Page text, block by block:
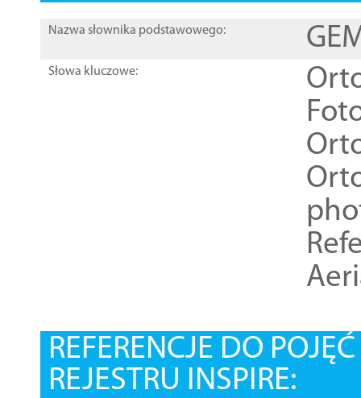
Nazwa słownika podstawowego:
Słowa kluczowe:
REFERENCJE DO
REJESTRU INSPIRE: